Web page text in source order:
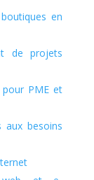
en
de projets
PME et
aux besoins